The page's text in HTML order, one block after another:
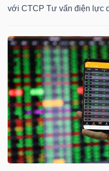
với CTCP Tư vấn điện lực
VĨ
NGÀNH
DOANH
NGHIỆP